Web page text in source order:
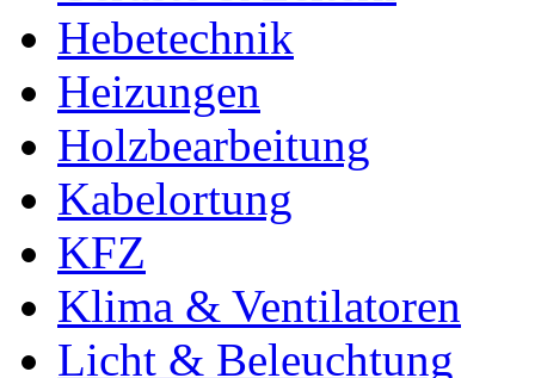
Hebetechnik
Heizungen
Holzbearbeitung
Kabelortung
KFZ
Klima & Ventilatoren
Licht & Beleuchtung